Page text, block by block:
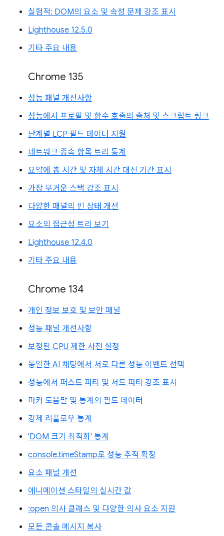
실험적: DOM의 요소 및 속성 문제 강조 표시
Lighthouse 12.5.0
기타 주요 내용
Chrome 135
성능 패널 개선사항
성능에서 프로필 및 함수 호출의 출처 및 스크립트 링크
단계별 LCP 필드 데이터 지원
네트워크 종속 항목 트리 통계
요약에 총 시간 및 자체 시간 대신 기간 표시
가장 무거운 스택 강조 표시
다양한 패널의 빈 상태 개선
요소의 접근성 트리 보기
Lighthouse 12.4.0
기타 주요 내용
Chrome 134
개인 정보 보호 및 보안 패널
성능 패널 개선사항
보정된 CPU 제한 사전 설정
동일한 AI 채팅에서 서로 다른 성능 이벤트 선택
성능에서 퍼스트 파티 및 서드 파티 강조 표시
마커 도움말 및 통계의 필드 데이터
강제 리플로우 통계
'DOM 크기 최적화' 통계
console.timeStamp로 성능 추적 확장
요소 패널 개선
애니메이션 스타일의 실시간 값
:open 의사 클래스 및 다양한 의사 요소 지원
모든 콘솔 메시지 복사